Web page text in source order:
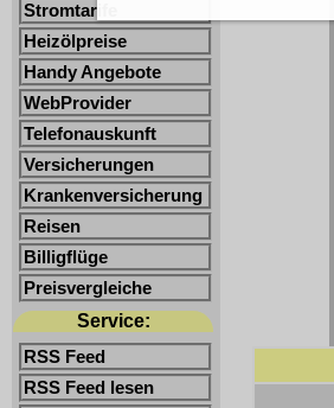
Stromtarife
Heizölpreise
Handy Angebote
WebProvider
Telefonauskunft
Versicherungen
Krankenversicherung
Reisen
Billigflüge
Preisvergleiche
Service:
RSS Feed
RSS Feed lesen